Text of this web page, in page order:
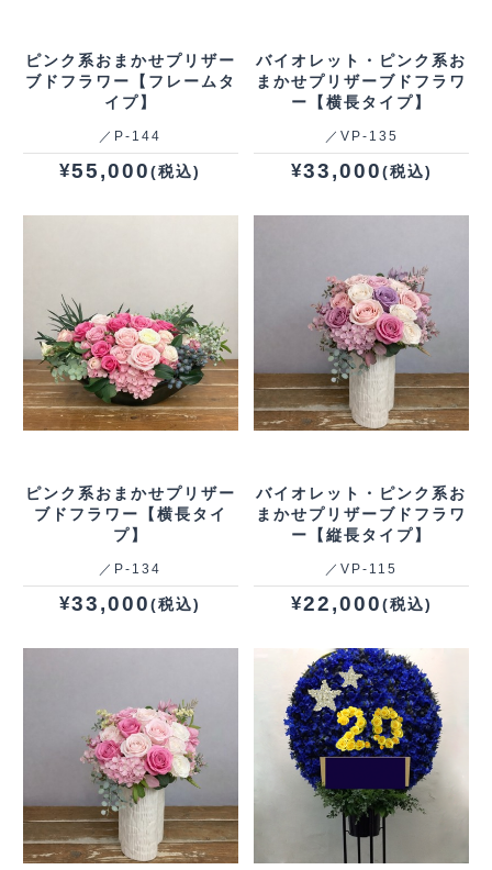
ピンク系おまかせプリザー
ブドフラワー【フレームタ
イプ】
／P‐144
¥55,000(税込)
バイオレット・ピンク系お
まかせプリザーブドフラワ
ー【横長タイプ】
／VP‐135
¥33,000(税込)
ピンク系おまかせプリザー
ブドフラワー【横長タイ
プ】
／P‐134
¥33,000(税込)
バイオレット・ピンク系お
まかせプリザーブドフラワ
ー【縦長タイプ】
／VP‐115
¥22,000(税込)